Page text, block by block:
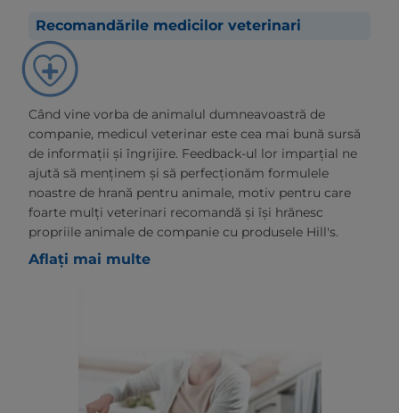
Recomandările medicilor veterinari
Când vine vorba de animalul dumneavoastră de
companie, medicul veterinar este cea mai bună sursă
de informații și îngrijire. Feedback-ul lor imparțial ne
ajută să menținem și să perfecționăm formulele
noastre de hrană pentru animale, motiv pentru care
foarte mulți veterinari recomandă și își hrănesc
propriile animale de companie cu produsele Hill's.
Aflați mai multe